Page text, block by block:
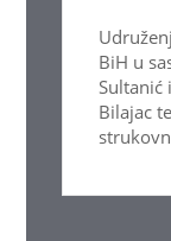
BiH u
Sultanić
Bilajac